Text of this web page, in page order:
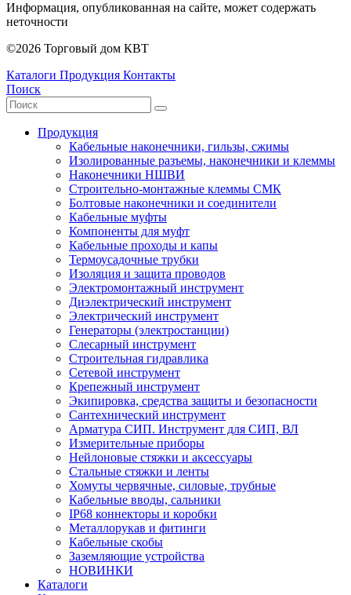
Информация, опубликованная на сайте, может содержать
неточности
©2026 Торговый дом КВТ
Каталоги Продукция Контакты
Поиск
Продукция
Кабельные наконечники, гильзы, сжимы
Изолированные разъемы, наконечники и клеммы
Наконечники НШВИ
Строительно-монтажные клеммы СМК
Болтовые наконечники и соединители
Кабельные муфты
Компоненты для муфт
Кабельные проходы и капы
Термоусадочные трубки
Изоляция и защита проводов
Электромонтажный инструмент
Диэлектрический инструмент
Электрический инструмент
Генераторы (электростанции)
Слесарный инструмент
Строительная гидравлика
Сетевой инструмент
Крепежный инструмент
Экипировка, средства защиты и безопасности
Сантехнический инструмент
Арматура СИП. Инструмент для СИП, ВЛ
Измерительные приборы
Нейлоновые стяжки и аксессуары
Стальные стяжки и ленты
Хомуты червячные, силовые, трубные
Кабельные вводы, сальники
IP68 коннекторы и коробки
Металлорукав и фитинги
Кабельные скобы
Заземляющие устройства
НОВИНКИ
Каталоги